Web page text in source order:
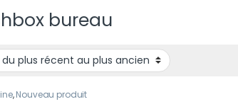
bureau
,Nouveau produit